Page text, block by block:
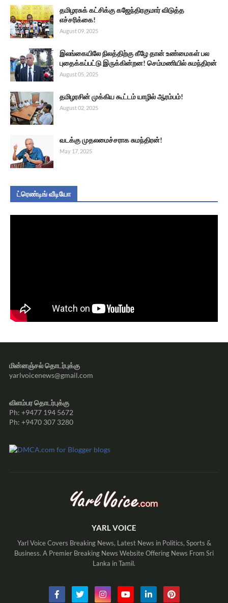
தமிழரசுக் கட்சிக்கு கஜேந்திரகுமார் விடுத்த
எச்சரிக்கை!
August 09, 2025
இலங்கையிலே நிலத்திற்கு கீழே தான் உண்மைகள் பல
புதைக்கப்பட்டு இருக்கின்றன! செம்மணியில் சுமந்திரன்
August 05, 2025
தமிழரசின் முக்கிய கூட்டம் யாழில் ஆரம்பம்!
August 02, 2025
வடக்கு முதலமைச்சராக சுமந்திரன்!
May 17, 2025
ட்ரெண்டிங் வீடியோ
மின்னஞ்சல் தொடர்புக்கு
yarlvoicenews@gmail.com
விளம்பர தொடர்புக்கு
Ph: +9477 194 5672
Ph: +9470 307 3280
YARL VOICE
Yarl Voice Covers Breaking News, Latest News in Politics, Sports &
Business. A Premier Breaking News Website Offering News From Sri
Lanka in Tamil.